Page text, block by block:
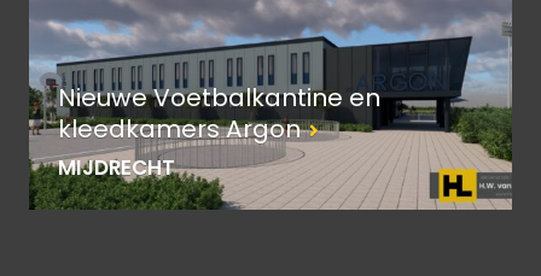
Nieuwe Voetbalkantine en
kleedkamers Argon
MIJDRECHT